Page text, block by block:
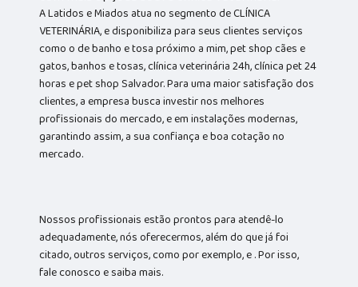
A Latidos e Miados atua no segmento de CLÍNICA
VETERINÁRIA, e disponibiliza para seus clientes serviços
como o de banho e tosa próximo a mim, pet shop cães e
gatos, banhos e tosas, clínica veterinária 24h, clínica pet 24
horas e pet shop Salvador. Para uma maior satisfação dos
clientes, a empresa busca investir nos melhores
profissionais do mercado, e em instalações modernas,
garantindo assim, a sua confiança e boa cotação no
mercado.
Nossos profissionais estão prontos para atendê-lo
adequadamente, nós oferecermos, além do que já foi
citado, outros serviços, como por exemplo, e . Por isso,
fale conosco e saiba mais.